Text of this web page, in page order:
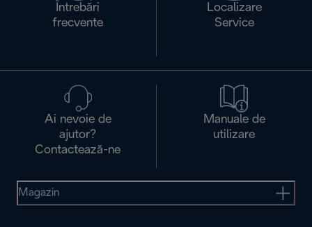
Întrebări
frecvente
Localizare
Service
Ai nevoie de
ajutor?
Contactează-ne
Manuale de
utilizare
Magazin